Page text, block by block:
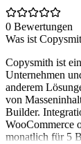
0 Bewertungen
Was ist
Copysmith ist
Unternehmen
anderem
von
Builder.
WooCommerce
monatlich für 5